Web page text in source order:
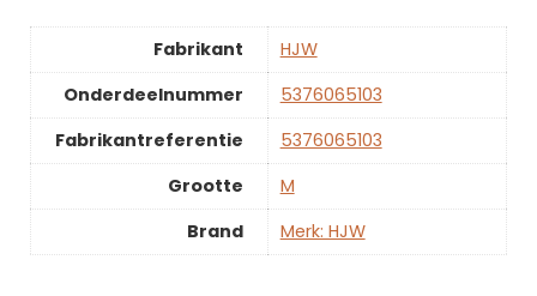
Fabrikant
‎HJW
Onderdeelnummer
‎5376065103
Fabrikantreferentie
‎5376065103
Grootte
‎M
Brand
Merk: HJW